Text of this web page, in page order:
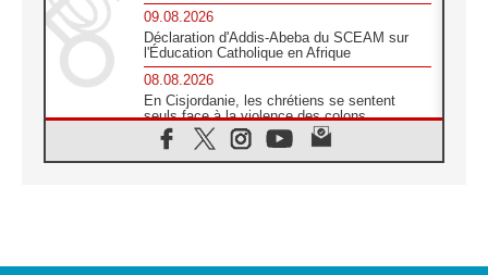
09.08.2026
Déclaration d'Addis-Abeba du SCEAM sur
l'Éducation Catholique en Afrique
08.08.2026
En Cisjordanie, les chrétiens se sentent
seuls face à la violence des colons
08.08.2026
Léon XIV au sanctuaire de Notre Dame du
08.08.2026